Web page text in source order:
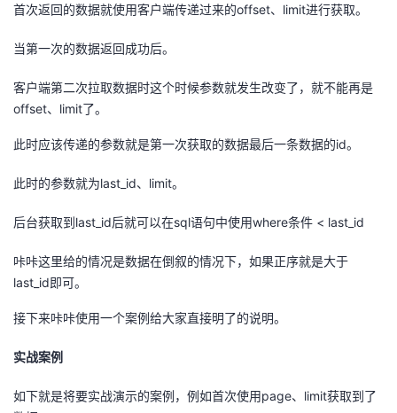
首次返回的数据就使用客户端传递过来的offset、limit进行获取。
当第一次的数据返回成功后。
客户端第二次拉取数据时这个时候参数就发生改变了，就不能再是
offset、limit了。
此时应该传递的参数就是第一次获取的数据最后一条数据的id。
此时的参数就为last_id、limit。
后台获取到last_id后就可以在sql语句中使用where条件 < last_id
咔咔这里给的情况是数据在倒叙的情况下，如果正序就是大于
last_id即可。
接下来咔咔使用一个案例给大家直接明了的说明。
实战案例
如下就是将要实战演示的案例，例如首次使用page、limit获取到了